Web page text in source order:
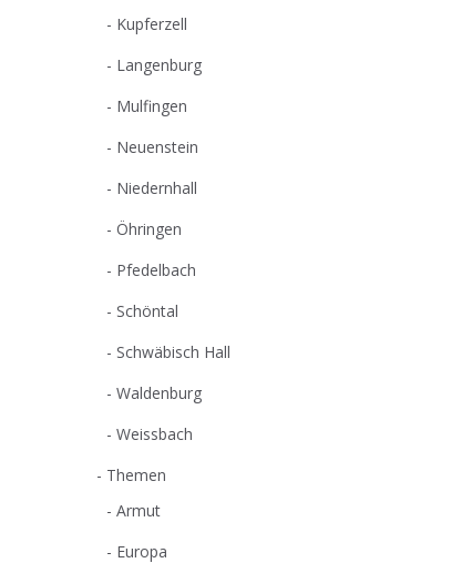
Kupferzell
Langenburg
Mulfingen
Neuenstein
Niedernhall
Öhringen
Pfedelbach
Schöntal
Schwäbisch Hall
Waldenburg
Weissbach
Themen
Armut
Europa